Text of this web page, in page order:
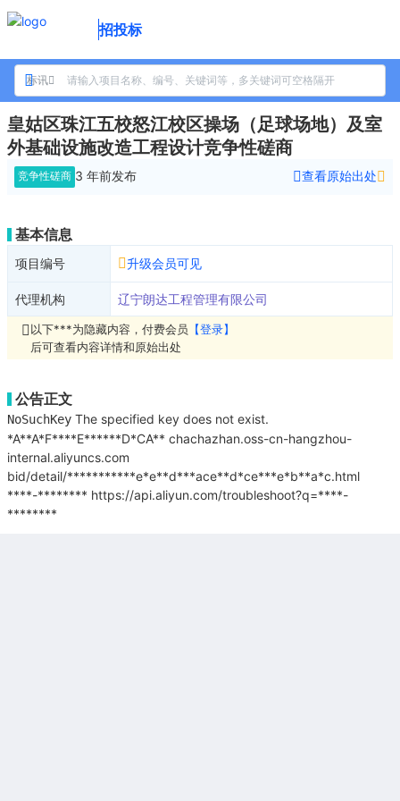
招投标
标讯
皇姑区珠江五校怒江校区操场（足球场地）及室
外基础设施改造工程设计竞争性磋商
竞争性磋商 3 年前发布 查看原始出处
基本信息
项目编号 升级会员可见
代理机构 辽宁朗达工程管理有限公司
以下***为隐藏内容，付费会员 【登录】
后可查看内容详情和原始出处
公告正文
NoSuchKey The specified key does not exist.
*A**A*F****E******D*CA** chachazhan.oss-cn-hangzhou-
internal.aliyuncs.com
bid/detail/***********e*e**d***ace**d*ce***e*b**a*c.html
****-******** https://api.aliyun.com/troubleshoot?q=****-
********